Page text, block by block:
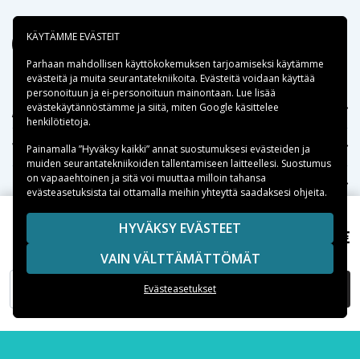
13,99 €
LISÄÄ OSTOSKORIIN
Apua
Tekniikkaosat.fi
Suositut kategoriat
Suositut iPhone-kuoret
Suositut Samsung-kuoret
KÄYTÄMME EVÄSTEIT
Parhaan mahdollisen käyttökokemuksen tarjoamiseksi käytämme
evästeitä ja muita seurantatekniikoita. Evästeitä voidaan käyttää
personoituun ja ei-personoituun mainontaan. Lue lisää
evästekäytännöstämme ja siitä, miten Google käsittelee
henkilötietoja.
Painamalla ”Hyväksy kaikki” annat suostumuksesi evästeiden ja
muiden seurantatekniikoiden tallentamiseen laitteellesi. Suostumus
on vapaaehtoinen ja sitä voi muuttaa milloin tahansa
evästeasetuksista tai ottamalla meihin yhteyttä saadaksesi ohjeita.
HYVÄKSY EVÄSTEET
VAIN VÄLTTÄMÄTTÖMÄT
Evästeasetukset